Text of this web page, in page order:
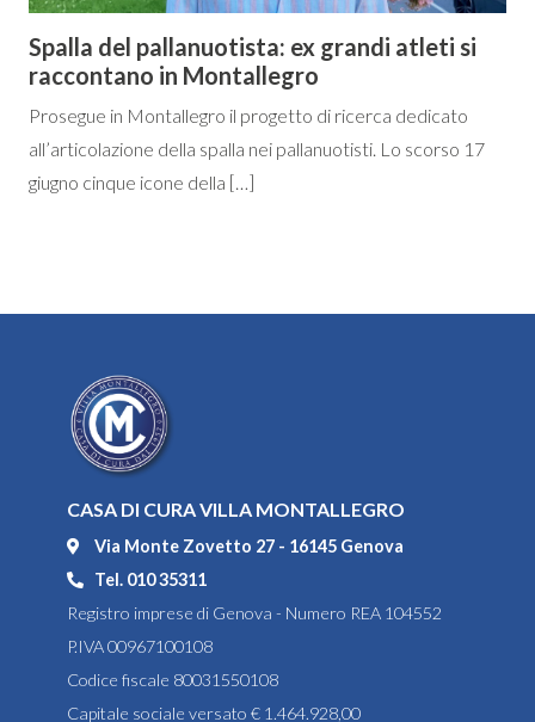
Spalla del pallanuotista: ex grandi atleti si
raccontano in Montallegro
Prosegue in Montallegro il progetto di ricerca dedicato
all’articolazione della spalla nei pallanuotisti. Lo scorso 17
giugno cinque icone della […]
CASA DI CURA VILLA MONTALLEGRO
Via Monte Zovetto 27 - 16145 Genova
Tel. 010 35311
Registro imprese di Genova - Numero REA 104552
P.IVA 00967100108
Codice fiscale 80031550108
Capitale sociale versato € 1.464.928,00